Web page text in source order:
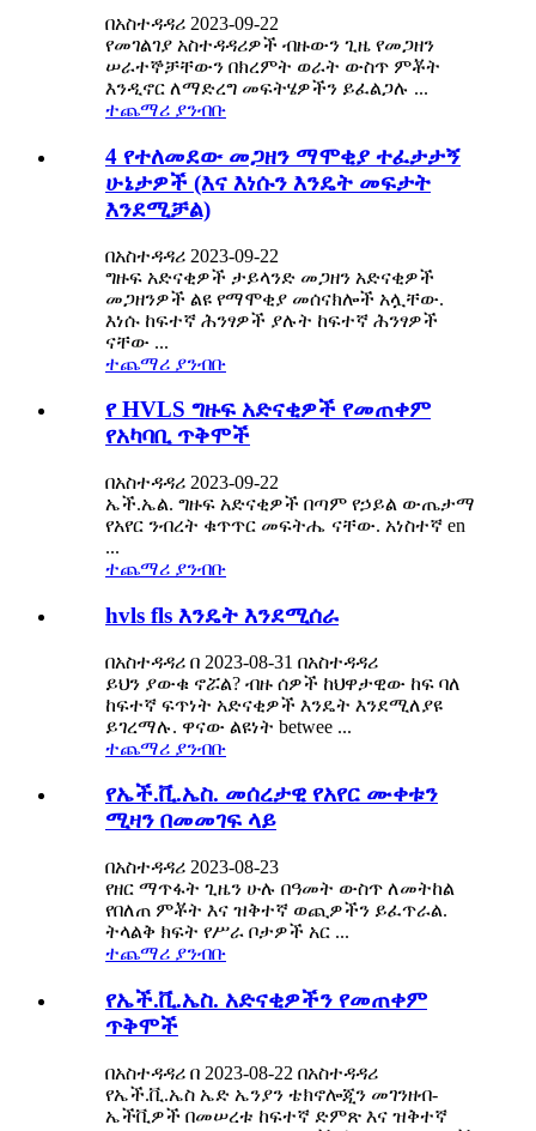
በአስተዳዳሪ 2023-09-22
የመገልገያ አስተዳዳሪዎች ብዙውን ጊዜ የመጋዘን
ሠራተኞቻቸውን በክረምት ወራት ውስጥ ምቾት
እንዲኖር ለማድረግ መፍትሄዎችን ይፈልጋሉ ...
ተጨማሪ ያንብቡ
4 የተለመደው መጋዘን ማሞቂያ ተፈታታኝ
ሁኔታዎች (እና እነሱን እንዴት መፍታት
እንደሚቻል)
በአስተዳዳሪ 2023-09-22
ግዙፍ አድናቂዎች ታይላንድ መጋዘን አድናቂዎች
መጋዘንዎች ልዩ የማሞቂያ መሰናክሎች አሏቸው.
እነሱ ከፍተኛ ሕንፃዎች ያሉት ከፍተኛ ሕንፃዎች
ናቸው ...
ተጨማሪ ያንብቡ
የ HVLS ግዙፍ አድናቂዎች የመጠቀም
የአካባቢ ጥቅሞች
በአስተዳዳሪ 2023-09-22
ኤች.ኤል. ግዙፍ አድናቂዎች በጣም የኃይል ውጤታማ
የአየር ንብረት ቁጥጥር መፍትሔ ናቸው. አነስተኛ en
...
ተጨማሪ ያንብቡ
hvls fls እንዴት እንደሚሰራ
በአስተዳዳሪ በ 2023-08-31 በአስተዳዳሪ
ይህን ያውቁ ኖሯል? ብዙ ሰዎች ከህዋታዊው ከፍ ባለ
ከፍተኛ ፍጥነት አድናቂዎች እንዴት እንደሚለያዩ
ይገረማሉ. ዋናው ልዩነት betwee ...
ተጨማሪ ያንብቡ
የኤች.ቪ.ኤስ. መሰረታዊ የአየር ሙቀቱን
ሚዛን በመመገፍ ላይ
በአስተዳዳሪ 2023-08-23
የዘር ማጥፋት ጊዜን ሁሉ በዓመት ውስጥ ለመትከል
የበለጠ ምቾት እና ዝቅተኛ ወጪዎችን ይፈጥራል.
ትላልቅ ክፍት የሥራ ቦታዎች አር ...
ተጨማሪ ያንብቡ
የኤች.ቪ.ኤስ. አድናቂዎችን የመጠቀም
ጥቅሞች
በአስተዳዳሪ በ 2023-08-22 በአስተዳዳሪ
የኤች.ቪ.ኤስ ኤድ ኤንያን ቴክኖሎጂን መገንዘብ-
ኤችቪዎች በመሠረቱ ከፍተኛ ድምጽ እና ዝቅተኛ